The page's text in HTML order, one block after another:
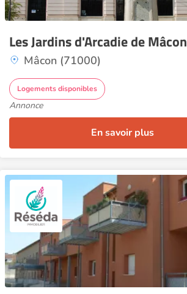
Les Jardins d'Arcadie de Mâcon
Mâcon (71000)
Logements disponibles
Annonce
En savoir plus